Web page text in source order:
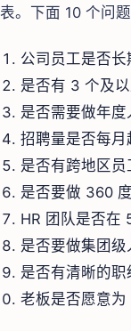
表。下面 10 个问
公司员工是否长
是否有 3 个及
是否需要做年度
招聘量是否每月
是否有跨地区员
是否要做 360
HR 团队是否在
是否要做集团级
是否有清晰的职
老板是否愿意为